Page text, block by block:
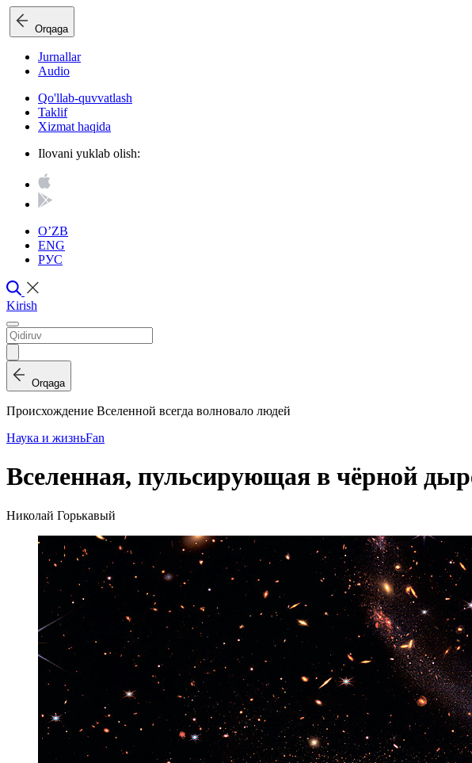
Orqaga
Jurnallar
Audio
Qo'llab-quvvatlash
Taklif
Xizmat haqida
Ilovani yuklab olish:
O’ZB
ENG
РУС
Kirish
Orqaga
Происхождение Вселенной всегда волновало людей
Наука и жизньFan
Вселенная, пульсирующая в чёрной
Николай Горькавый